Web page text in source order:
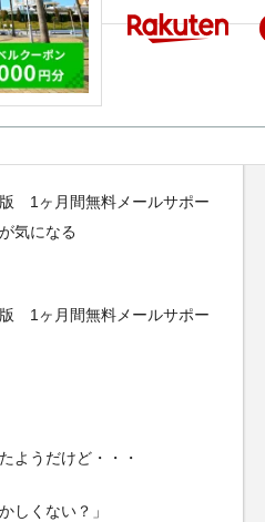
1ヶ月間無料メールサポー
気になる
1ヶ月間無料メールサポー
ようだけど・・・
しくない？」